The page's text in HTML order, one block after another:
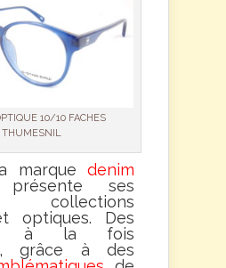
10/10 FACHES
THUMESNIL
marque denim
présente ses
collections
optiques. Des
à la fois
, grâce à des